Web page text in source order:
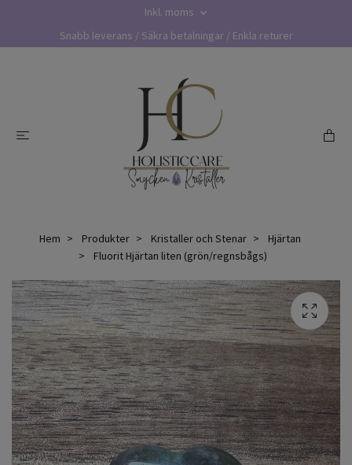
Inkl. moms
Snabb leverans / Säkra betalningar / Enkla returer
Hem Produkter Kristaller och Stenar
Hjärtan
Fluorit Hjärtan liten (grön/regnsbågs)